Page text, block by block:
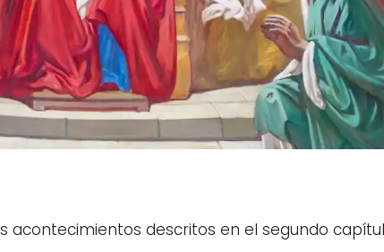
acontecimientos descritos en el segundo